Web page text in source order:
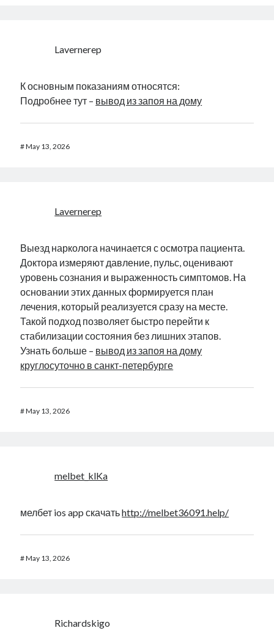
Lavernerep
К основным показаниям относятся:
Подробнее тут – вывод из запоя на дому
#May 13, 2026
Lavernerep
Выезд нарколога начинается с осмотра пациента.
Доктора измеряют давление, пульс, оценивают
уровень сознания и выраженность симптомов. На
основании этих данных формируется план
лечения, который реализуется сразу на месте.
Такой подход позволяет быстро перейти к
стабилизации состояния без лишних этапов.
Узнать больше – вывод из запоя на дому
круглосуточно в санкт-петербурге
#May 13, 2026
melbet_klKa
мелбет ios app скачатьhttp://melbet36091.help/
#May 13, 2026
Richardskigo